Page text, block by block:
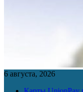
6 августа, 2026